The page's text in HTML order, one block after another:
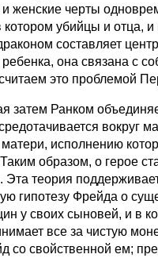
женские черты
убийцы и отца, и
составляет
она связана с
это проблемой
затем Ранком
вокруг
исполнению
образом, о герое
теория
гипотезу Фрейда о
у своих сыновей, и в
все за чистую
со свойственной ем;